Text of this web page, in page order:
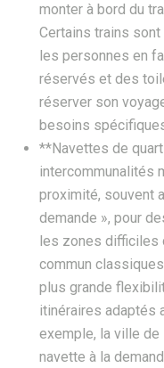
monter à bord du
Certains trains
les personnes en
réservés et des
réserver son
besoins
**Navettes de
intercommunalités
proximité, souvent
demande », pour
les zones difficiles
commun
plus grande
itinéraires adaptés
exemple, la ville
navette à la